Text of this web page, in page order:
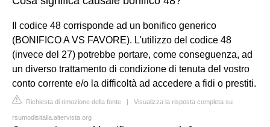
Il codice 48 corrisponde ad un bonifico generico
(BONIFICO A VS FAVORE). L'utilizzo del codice 48
(invece del 27) potrebbe portare, come conseguenza, ad
un diverso trattamento di condizione di tenuta del vostro
conto corrente e/o la difficoltà ad accedere a fidi o prestiti.
Richiesta di rimozione della fonte | Visualizza la risposta completa su
rsumodisitalia.altervista.org